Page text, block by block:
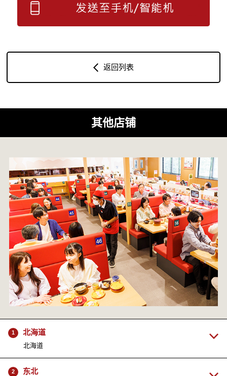
返回列表
其他店铺
1 北海道
北海道
2 东北